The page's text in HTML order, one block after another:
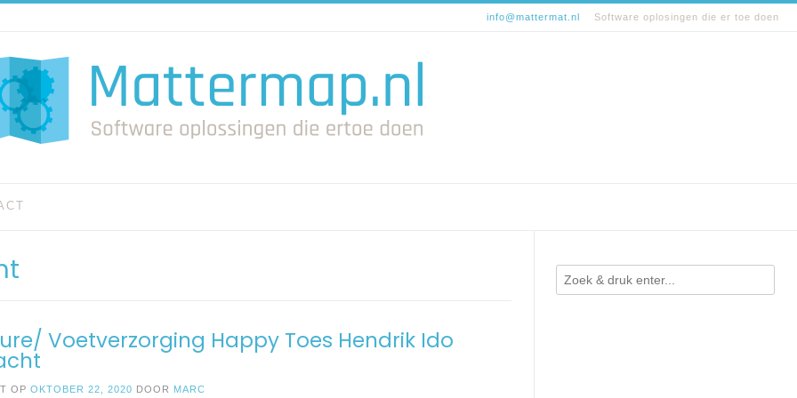
info@mattermat.nl Software oplosingen die er toe doen
Voetverzorging Happy Toes Hendrik Ido
OPOKTOBER 22, 2020 DOOR MARC